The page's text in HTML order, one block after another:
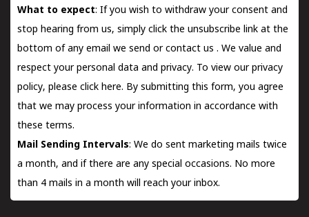
What to expect: If you wish to withdraw your consent and
stop hearing from us, simply click the unsubscribe link at the
bottom of any email we send orcontact us . We value and
respect your personal data and privacy. To view our privacy
policy, please click here. By submitting this form, you agree
that we may process your information in accordance with
these terms.
Mail Sending Intervals: We do sent marketing mails twice
a month, and if there are any special occasions. No more
than 4 mails in a month will reach your inbox.